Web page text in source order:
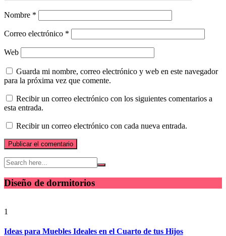
Nombre *
Correo electrónico *
Web
Guarda mi nombre, correo electrónico y web en este navegador
para la próxima vez que comente.
Recibir un correo electrónico con los siguientes comentarios a
esta entrada.
Recibir un correo electrónico con cada nueva entrada.
Diseño de dormitorios
1
Ideas para Muebles Ideales en el Cuarto de tus Hijos